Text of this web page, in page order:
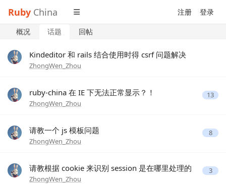
Ruby China 注册 登录
概况 话题 回帖
Kindeditor 和 rails 结合使用时得 csrf 问题解决
ZhongWen_Zhou
ruby-china 在 IE 下无法正常显示？！
ZhongWen_Zhou
13
请教一个 js 模板问题
ZhongWen_Zhou
8
请教根据 cookie 来识别 session 是在哪里处理的
ZhongWen_Zhou
3